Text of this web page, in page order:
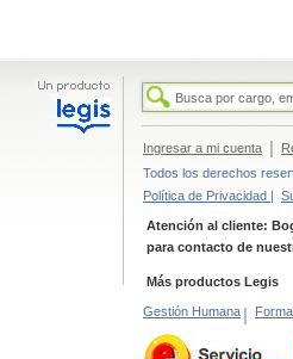
Ingresar a mi cuenta |
Todos los derechos
Política de Privacidad |
Atención al cliente:
para contacto de
Más productos Legis
Gestión Humana |